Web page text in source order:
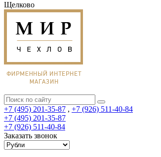
Щелково
+7 (495) 201-35-87 , +7 (926) 511-40-84
+7 (495) 201-35-87
+7 (926) 511-40-84
Заказать звонок